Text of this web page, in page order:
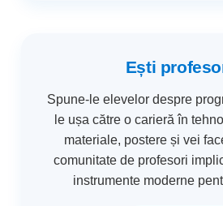
Ești
Spune-le elevelor despre
le ușa către o carieră în
materiale, postere și vei
comunitate de profesori
instrumente moderne